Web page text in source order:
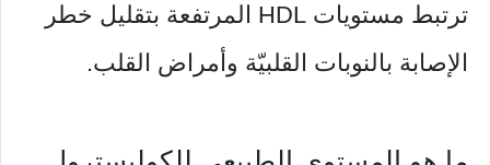
ترتبط مستويات HDL المرتفعة بتقليل خطر
الإصابة بالنوبات القلبيّة وأمراض القلب.